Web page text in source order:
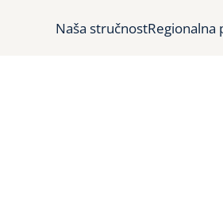
Naša stručnostRegionalna